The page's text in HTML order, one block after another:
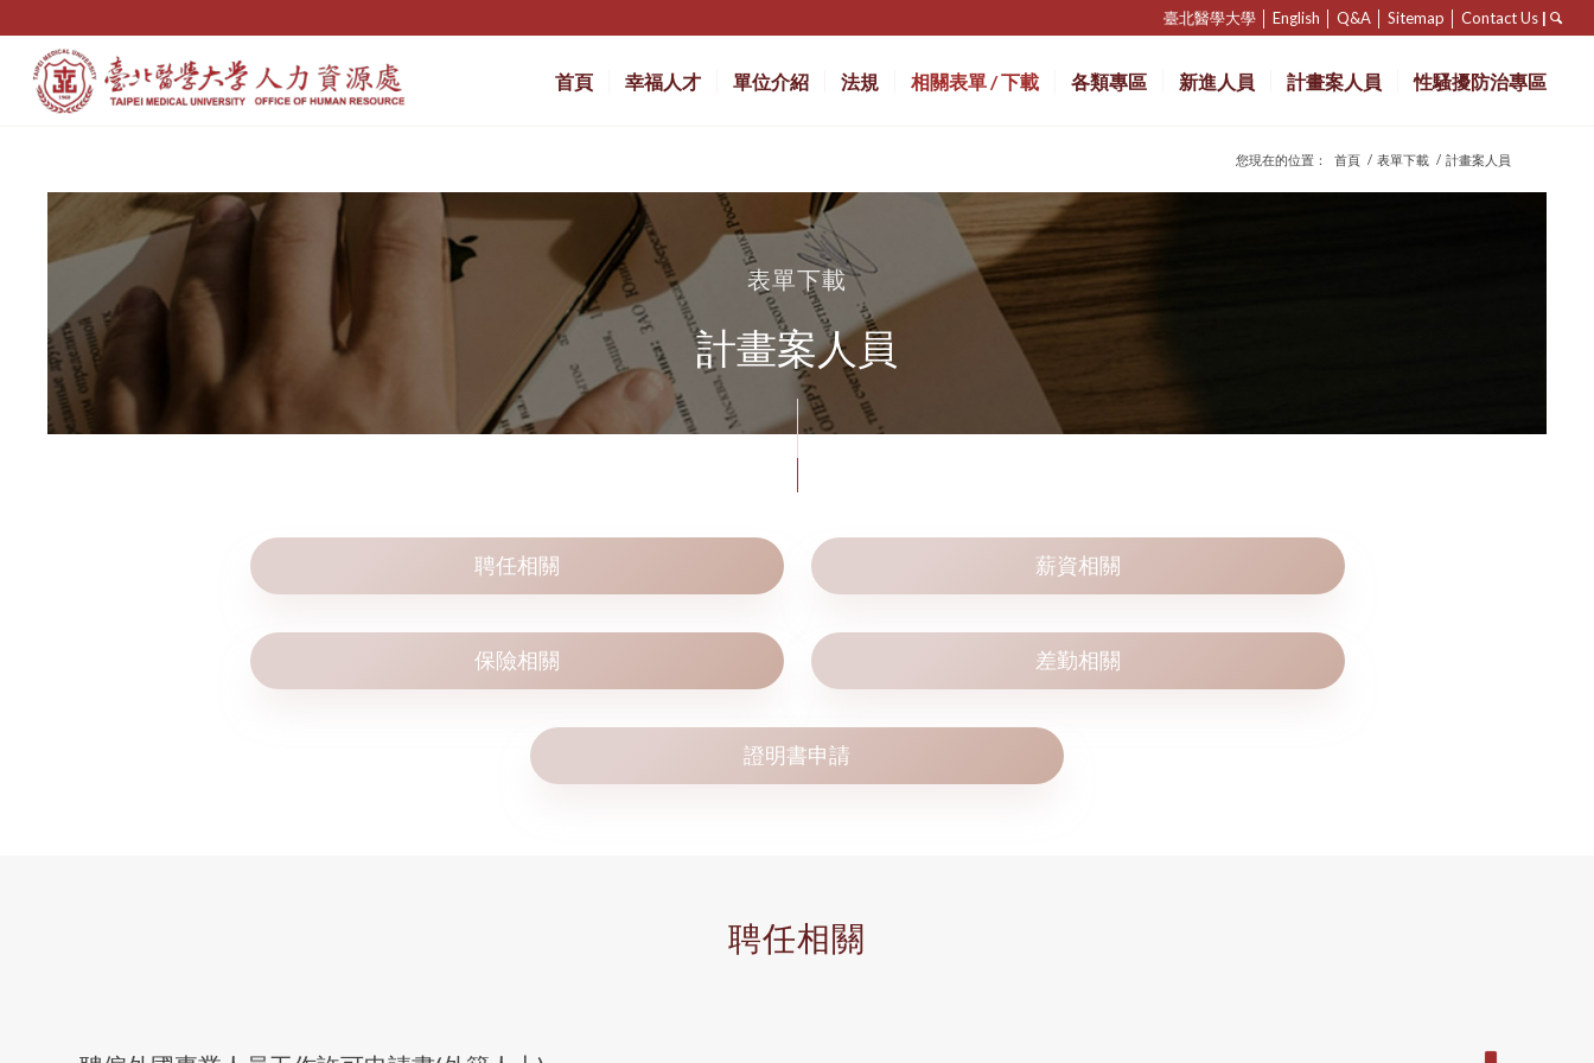
臺北醫學大學 │English │Q&A │Sitemap │Contact Us |
首頁 幸福人才 單位介紹 法規 相關表單 / 下載 各類專區 新進人員 計畫案人員 性騷擾防治專區
您現在的位置： 首頁 / 表單下載 / 計畫案人員
表單下載
計畫案人員
聘任相關 薪資相關
保險相關 差勤相關
證明書申請
聘任相關